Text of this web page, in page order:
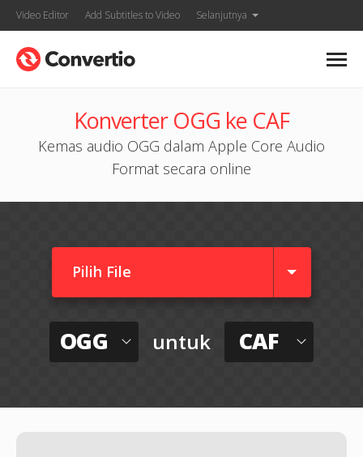
Video Editor Add Subtitles to Video Selanjutnya
Konverter OGG ke CAF
Kemas audio OGG dalam Apple Core Audio
Format secara online
Pilih File
OGG untuk CAF